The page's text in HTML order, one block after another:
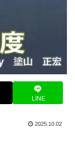
LINE
2025.10.02